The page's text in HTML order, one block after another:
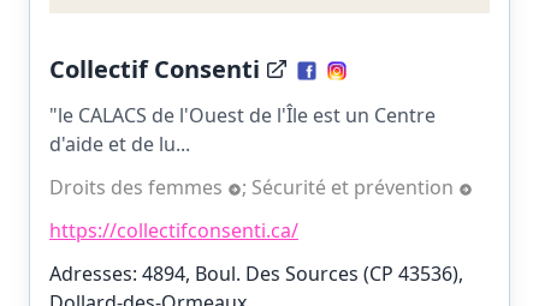
Collectif Consenti
"le CALACS de l'Ouest de l'Île est un Centre
d'aide et de lu...
Droits des femmes
; Sécurité et prévention
https://collectifconsenti.ca/
Adresses: 4894, Boul. Des Sources (CP 43536),